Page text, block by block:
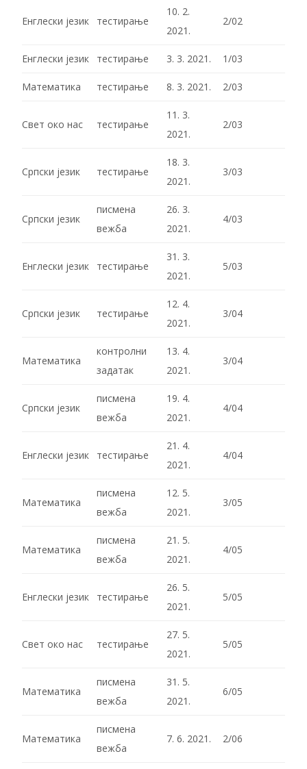
Енглески језик тестирање
10. 2.
2021.
2/02
Енглески језик тестирање 3. 3. 2021. 1/03
Математика тестирање 8. 3. 2021. 2/03
Свет око нас тестирање
11. 3.
2021.
2/03
Српски језик тестирање
18. 3.
2021.
3/03
Српски језик
писмена
вежба
26. 3.
2021.
4/03
Енглески језик тестирање
31. 3.
2021.
5/03
Српски језик тестирање
12. 4.
2021.
3/04
Математика
контролни
задатак
13. 4.
2021.
3/04
Српски језик
писмена
вежба
19. 4.
2021.
4/04
Енглески језик тестирање
21. 4.
2021.
4/04
Математика
писмена
вежба
12. 5.
2021.
3/05
Математика
писмена
вежба
21. 5.
2021.
4/05
Енглески језик тестирање
26. 5.
2021.
5/05
Свет око нас тестирање
27. 5.
2021.
5/05
Математика
писмена
вежба
31. 5.
2021.
6/05
Математика
писмена
вежба
7. 6. 2021. 2/06